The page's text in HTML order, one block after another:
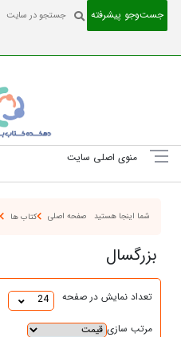
جست‌و‌جو پیشرفته
منوی اصلی سایت
شما اینجا هستید صفحه اصلی کتاب ها
بزرگسال
24 تعداد نمایش در صفحه
مرتب سازی